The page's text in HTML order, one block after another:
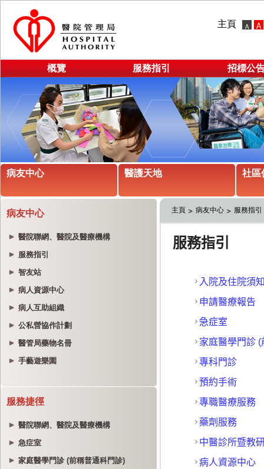
主頁
概覽 服務指引 招標公
病友中心 醫護天地 社區
病友中心
醫院聯網、醫院及醫療機構
服務指引
智友站
病人資源中心
病人互助組織
公私營協作計劃
醫管局藥物名冊
手藝遊樂園
服務捷徑
醫院聯網、醫院及醫療機構
急症室
家庭醫學門診 (前稱普通科門診)
主頁 病友中心 服務指引